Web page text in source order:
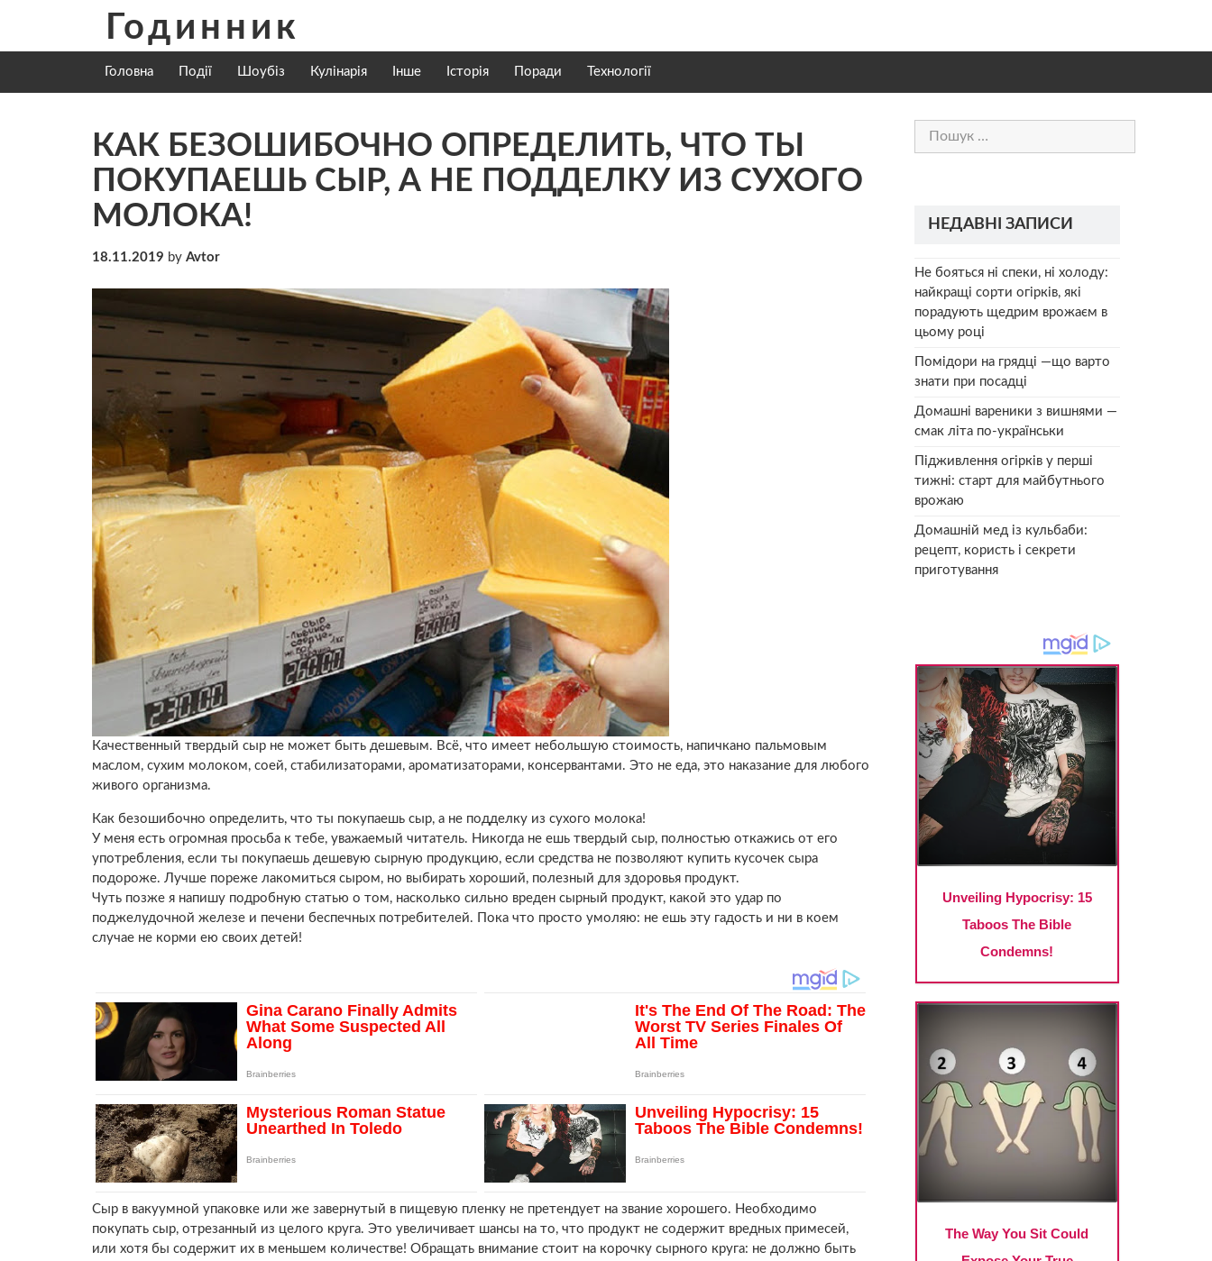
content
Годинник
Головна Події Шоубіз Кулінарія Інше Історія Поради Технології
КАК БЕЗОШИБОЧНО ОПРЕДЕЛИТЬ, ЧТО ТЫ
ПОКУПАЕШЬ СЫР, А НЕ ПОДДЕЛКУ ИЗ СУХОГО
МОЛОКА!
18.11.2019 by Avtor
Качественный твердый сыр не может быть дешевым. Всё, что имеет небольшую стоимость, напичкано пальмовым
маслом, сухим молоком, соей, стабилизаторами, ароматизаторами, консервантами. Это не еда, это наказание для любого
живого организма.
Как безошибочно определить, что ты покупаешь сыр, а не подделку из сухого молока!
У меня есть огромная просьба к тебе, уважаемый читатель. Никогда не ешь твердый сыр, полностью откажись от его
употребления, если ты покупаешь дешевую сырную продукцию, если средства не позволяют купить кусочек сыра
подороже. Лучше пореже лакомиться сыром, но выбирать хороший, полезный для здоровья продукт.
Чуть позже я напишу подробную статью о том, насколько сильно вреден сырный продукт, какой это удар по
поджелудочной железе и печени беспечных потребителей. Пока что просто умоляю: не ешь эту гадость и ни в коем
случае не корми ею своих детей!
Сыр в вакуумной упаковке или же завернутый в пищевую пленку не претендует на звание хорошего. Необходимо
покупать сыр, отрезанный из целого круга. Это увеличивает шансы на то, что продукт не содержит вредных примесей,
или хотя бы содержит их в меньшем количестве! Обращать внимание стоит на корочку сырного круга: не должно быть
Пошук:
НЕДАВНІ ЗАПИСИ
Не бояться ні спеки, ні холоду:
найкращі сорти огірків, які
порадують щедрим врожаєм в
цьому році
Помідори на грядці —що варто
знати при посадці
Домашні вареники з вишнями —
смак літа по-українськи
Підживлення огірків у перші
тижні: старт для майбутнього
врожаю
Домашній мед із кульбаби:
рецепт, користь і секрети
приготування